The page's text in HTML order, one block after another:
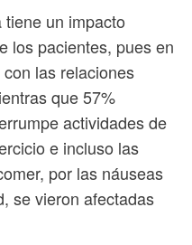
un impacto
los pacientes, pues en
las relaciones
que 57%
actividades de
e incluso las
por las náuseas
se vieron afectadas